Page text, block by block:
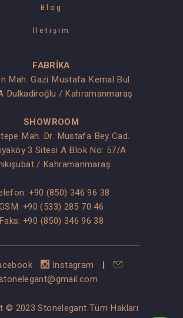
Blog
İletişim
FABRİKA
Mah. Gazi Mustafa Kemal Bul.
Dulkadiroğlu / Kahramanmaraş
SHOWROOM
Mah. Dr. Mustafa Bey Cad.
3 Sitesi A Blok No: 57/A
/ Kahramanmaraş
+90 (850) 346 96 38
+90 (533) 285 70 46
Faks: +90 (850) 346 96 38
Instagram
|
© 2023 Stonelegant Tüm Hakları